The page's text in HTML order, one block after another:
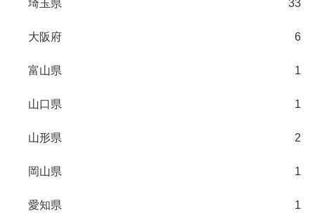
埼玉県 33
大阪府 6
富山県 1
山口県 1
山形県 2
岡山県 1
愛知県 1